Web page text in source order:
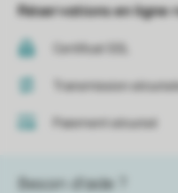
Réservations en ligne
Certificat SSL
Transmission
Paiement sécurisé
Besoin d’aide ?